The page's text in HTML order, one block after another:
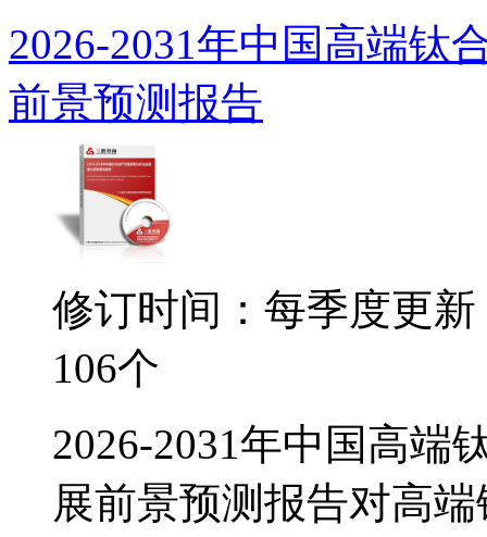
2026-2031年中国高端钛
前景预测报告
修订时间：每季度更新
106个
2026-2031年中国高端
展前景预测报告对高